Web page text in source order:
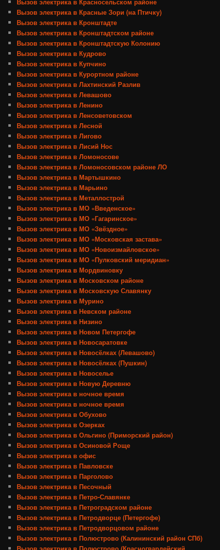
Вызов электрика в Красные Зори (на Птичку)
Вызов электрика в Кронштадте
Вызов электрика в Кронштадтском районе
Вызов электрика в Кронштадтскую Колонию
Вызов электрика в Кудрово
Вызов электрика в Купчино
Вызов электрика в Курортном районе
Вызов электрика в Лахтинский Разлив
Вызов электрика в Левашово
Вызов электрика в Ленино
Вызов электрика в Ленсоветовском
Вызов электрика в Лесной
Вызов электрика в Лигово
Вызов электрика в Лисий Нос
Вызов электрика в Ломоносове
Вызов электрика в Ломоносовском районе ЛО
Вызов электрика в Мартышкино
Вызов электрика в Марьино
Вызов электрика в Металлострой
Вызов электрика в МО «Введенское»
Вызов электрика в МО «Гагаринское»
Вызов электрика в МО «Звёздное»
Вызов электрика в МО «Московская застава»
Вызов электрика в МО «Новоизмайловское»
Вызов электрика в МО «Пулковский меридиан»
Вызов электрика в Мордвиновку
Вызов электрика в Московском районе
Вызов электрика в Московскую Славянку
Вызов электрика в Мурино
Вызов электрика в Невском районе
Вызов электрика в Низино
Вызов электрика в Новом Петергофе
Вызов электрика в Новосаратовке
Вызов электрика в Новосёлках (Левашово)
Вызов электрика в Новосёлках (Пушкин)
Вызов электрика в Новоселье
Вызов электрика в Новую Деревню
Вызов электрика в ночное время
Вызов электрика в ночное время
Вызов электрика в Обухово
Вызов электрика в Озерках
Вызов электрика в Ольгино (Приморский район)
Вызов электрика в Осиновой Роще
Вызов электрика в офис
Вызов электрика в Павловске
Вызов электрика в Парголово
Вызов электрика в Песочный
Вызов электрика в Петро-Славянке
Вызов электрика в Петроградском районе
Вызов электрика в Петродворце (Петергофе)
Вызов электрика в Петродворцовом районе
Вызов электрика в Полюстрово (Калининский район СПб)
Вызов электрика в Полюстрово (Красногвардейский